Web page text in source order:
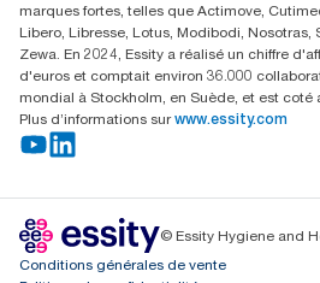
marques fortes, telles que Actimove,
Libero, Libresse, Lotus, Modibodi, Nosotras,
Zewa. En 2024, Essity a réalisé un chiffre
d'euros et comptait environ 36.000
mondial à Stockholm, en Suède, et est coté
Plus d’informations sur www.essity.com
© Essity Hygiene and
Conditions générales de vente